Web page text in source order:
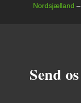
Nordsjælland –
Send